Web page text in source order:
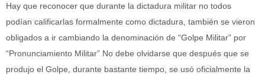
Hay que reconocer que durante la dictadura militar no todos
podían calificarlas formalmente como dictadura, también se vieron
obligados a ir cambiando la denominación de “Golpe Militar” por
“Pronunciamiento Militar” No debe olvidarse que después que se
produjo el Golpe, durante bastante tiempo, se usó oficialmente la